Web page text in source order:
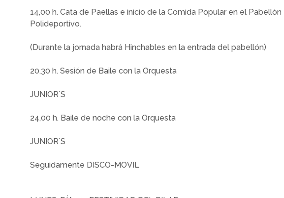
14,00 h. Cata de Paellas e inicio de la Comida Popular en el Pabellón
Polideportivo.
(Durante la jornada habrá Hinchables en la entrada del pabellón)
20,30 h. Sesión de Baile con la Orquesta
JUNIOR´S
24,00 h. Baile de noche con la Orquesta
JUNIOR´S
Seguidamente DISCO-MOVIL